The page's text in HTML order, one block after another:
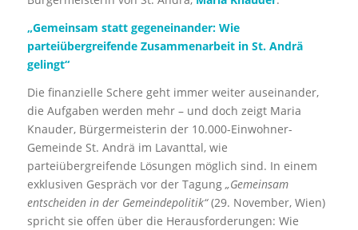
„Gemeinsam statt gegeneinander: Wie
parteiübergreifende Zusammenarbeit in St. Andrä
gelingt“
Die finanzielle Schere geht immer weiter auseinander,
die Aufgaben werden mehr – und doch zeigt Maria
Knauder, Bürgermeisterin der 10.000-Einwohner-
Gemeinde St. Andrä im Lavanttal, wie
parteiübergreifende Lösungen möglich sind. In einem
exklusiven Gespräch vor der Tagung „Gemeinsam
entscheiden in der Gemeindepolitik“(29. November, Wien)
spricht sie offen über die Herausforderungen: Wie